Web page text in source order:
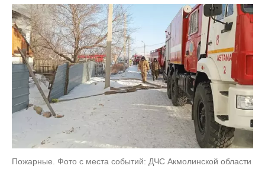
Пожарные. Фото с места событий: ДЧС Акмолинской области